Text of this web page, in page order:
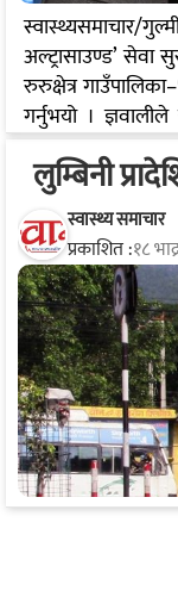
स्वास्थ्यसमाचार/
अल्ट्रासाउण्ड’
रुरुक्षेत्र
गर्नुभयो ।
क्षेत्रका गर्भवती
बताउनुभयो ।
स्वास्थ्यचौकी
विस्तार गरेर अगाडी
हरेक दुई महिनामा
नियमित सेवा
ग्रामीण भेगका
पुर्‍याउने…
लुम्बिनी
स्वास्थ्य समाचार
प्रकाशित :१८